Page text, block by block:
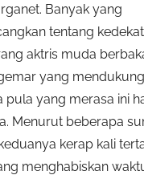
Banyak yang
tentang
aktris muda
yang
pula yang merasa ini
Menurut beberapa
kerap kali
menghabiskan